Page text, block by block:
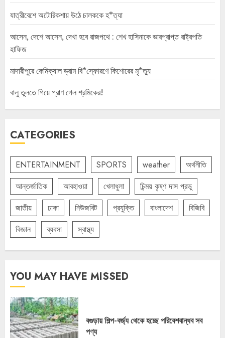
যাত্রীবেশে অটোরিকশায় উঠে চালককে হ*ত্যা
আসেন, দেশে আসেন, দেখা হবে রাজপথে : শেখ হাসিনাকে ভারপ্রাপ্ত রাষ্ট্রপতি
হাফিজ
মাদারীপুরে কেমিক্যাল ড্রাম বি*স্ফোরণে কিশোরের মৃ*ত্যু
বালু তুলতে গিয়ে প্রাণ গেল শ্রমিকের!
CATEGORIES
ENTERTAINMENT SPORTS weather
অর্থনীতি
আন্তর্জাতিক
আবহাওয়া খেলাধুলা
চিন্ময় কৃষ্ণ দাস প্রভু
জাতীয়
ঢাকা নিউজবিট প্রযুক্তি বাংলাদেশ
বিজিবি
বিজ্ঞান
ব্যবসা স্বাস্থ্য
YOU MAY HAVE MISSED
বগুড়ায় শিল্প-বর্জ্য থেকে হচ্ছে পরিবেশবান্ধব সব
পণ্য